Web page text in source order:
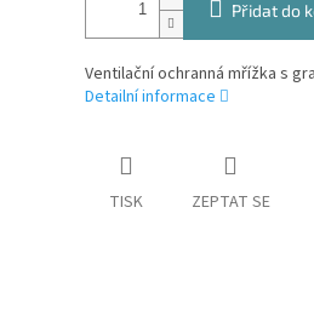
Přidat do
Ventilační ochranná mřížka s
Detailní informace
TISK ZEPTAT SE